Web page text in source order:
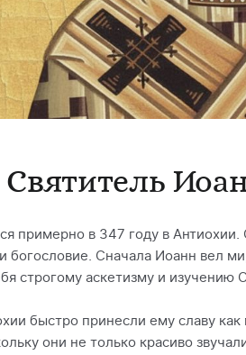
примерно в 347 году в
богословие. Сначала Иоанн вел
строгому аскетизму и изучению
быстро принесли ему славу
они не только красиво